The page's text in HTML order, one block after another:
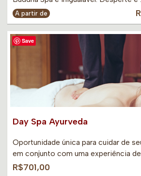
A partir de
Save
Day Spa Ayurveda
Oportunidade única para cuidar de
em conjunto com uma experiência
R$701,00